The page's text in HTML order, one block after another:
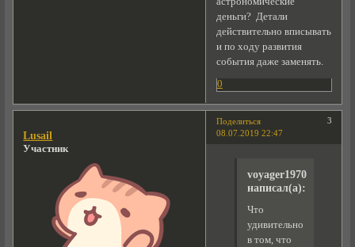
деньги? Детали
действительно вписывать
и по ходу развития
события даже заменять.
0
Поделиться
3
08.07.2019 22:47
Lusail
Участник
voyager1970
написал(а):
Что
удивительного
в том, что